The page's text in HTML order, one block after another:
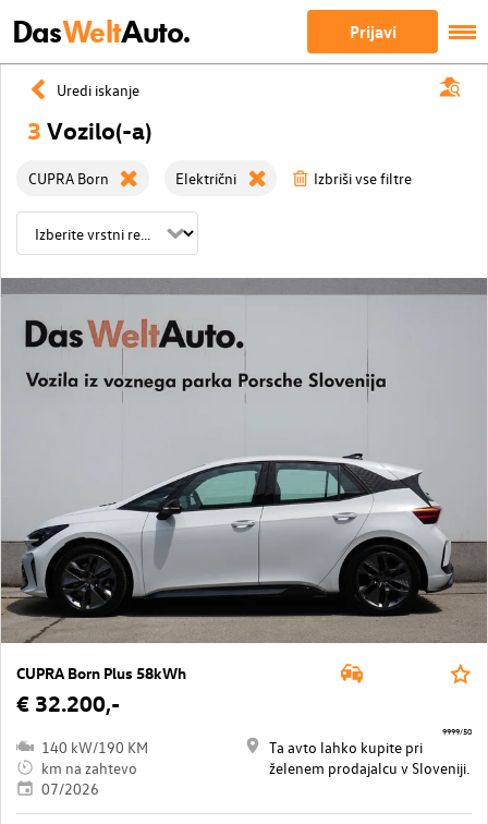
DasWeltAuto. Prijavi
Uredi iskanje
3 Vozilo(-a)
CUPRA Born Električni Izbriši vse filtre
CUPRA Born Plus 58kWh
€ 32.200,-
140 kW/190 KM
km na zahtevo
07/2026
Ta avto lahko kupite pri
želenem prodajalcu v Sloveniji.
9999/50